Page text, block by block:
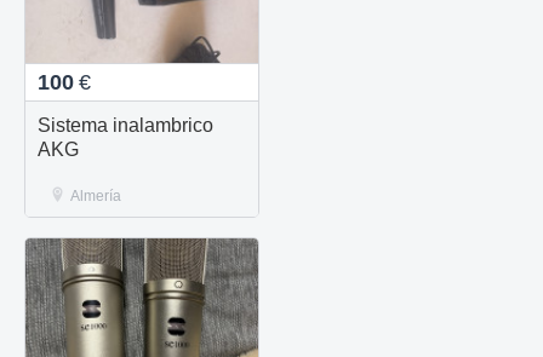
100 €
Sistema inalambrico
AKG
Almería